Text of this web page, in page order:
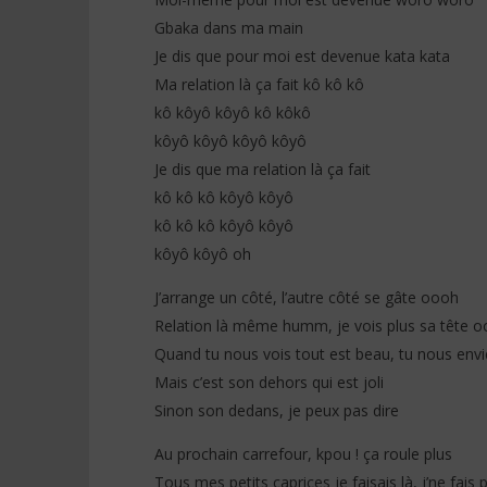
Gbaka dans ma main
Je dis que pour moi est devenue kata kata
Ma relation là ça fait kô kô kô
kô kôyô kôyô kô kôkô
kôyô kôyô kôyô kôyô
Je dis que ma relation là ça fait
kô kô kô kôyô kôyô
kô kô kô kôyô kôyô
kôyô kôyô oh
J’arrange un côté, l’autre côté se gâte oooh
Relation là même humm, je vois plus sa tête
Quand tu nous vois tout est beau, tu nous
Mais c’est son dehors qui est joli
Sinon son dedans, je peux pas dire
Au prochain carrefour, kpou ! ça roule plus
Tous mes petits caprices je faisais là, j’ne fais